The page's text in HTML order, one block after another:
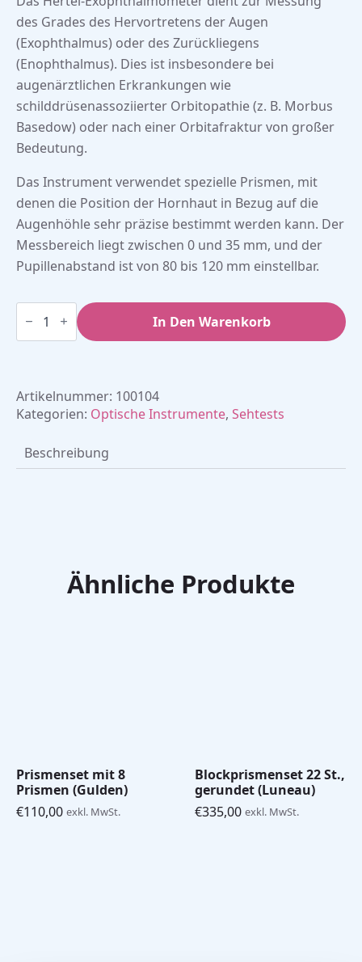
des Grades des Hervortretens der Augen
(Exophthalmus) oder des Zurückliegens
(Enophthalmus). Dies ist insbesondere bei
augenärztlichen Erkrankungen wie
schilddrüsenassoziierter Orbitopathie (z. B. Morbus
Basedow) oder nach einer Orbitafraktur von großer
Bedeutung.
Das Instrument verwendet spezielle Prismen, mit
denen die Position der Hornhaut in Bezug auf die
Augenhöhle sehr präzise bestimmt werden kann. Der
Messbereich liegt zwischen 0 und 35 mm, und der
Pupillenabstand ist von 80 bis 120 mm einstellbar.
Exophthalmometer
nach
(Good-
In Den Warenkorb
Artikelnummer: 100104
Kategorien: Optische Instrumente, Sehtests
Beschreibung
Ähnliche Produkte
Prismenset mit 8
Prismen (Gulden)
€110,00 exkl. MwSt.
Blockprismenset 22 St.,
gerundet (Luneau)
€335,00 exkl. MwSt.